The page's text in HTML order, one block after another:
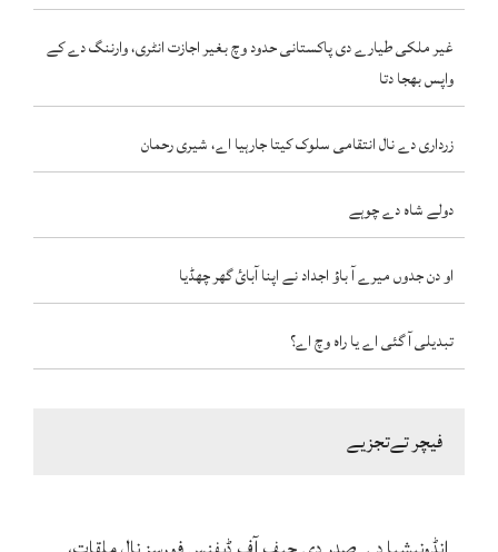
غیر ملکی طیارے دی پاکستانی حدود وچ بغیر اجازت انٹری، وارننگ دے کے
واپس بھجا دتا
زرداری دے نال انتقامی سلوک کیتا جارہیا اے، شیری رحمان
دولے شاہ دے چوہے
او دن جدوں میرے آ باؤ اجداد نے اپنا آبائ گھر چھڈیا
تبدیلی آ گئی اے یا راہ وچ اے؟
فیچر تےتجزیے